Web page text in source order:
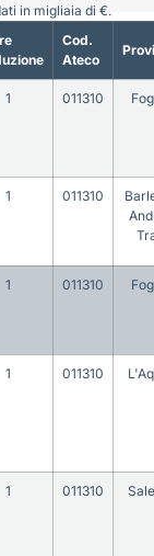
Cod.
Ateco
1 011310
1 011310
1 011310
1 011310
1 011310
in migliaia di €.